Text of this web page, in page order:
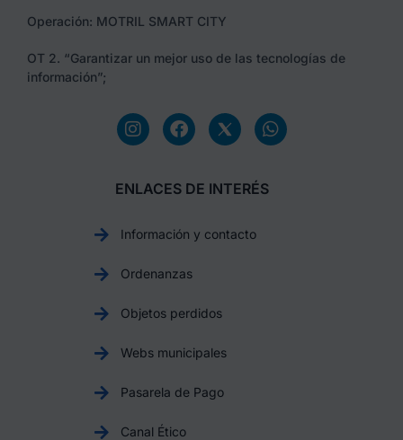
Operación: MOTRIL SMART CITY
OT 2. “Garantizar un mejor uso de las tecnologías de
información”;
ENLACES DE INTERÉS
Información y contacto
Ordenanzas
Objetos perdidos
Webs municipales
Pasarela de Pago
Canal Ético